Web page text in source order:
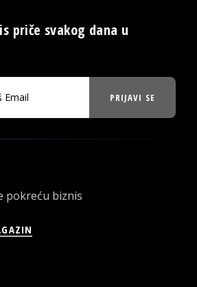
priče svakog dana u
PRIJAVI SE
pokreću biznis